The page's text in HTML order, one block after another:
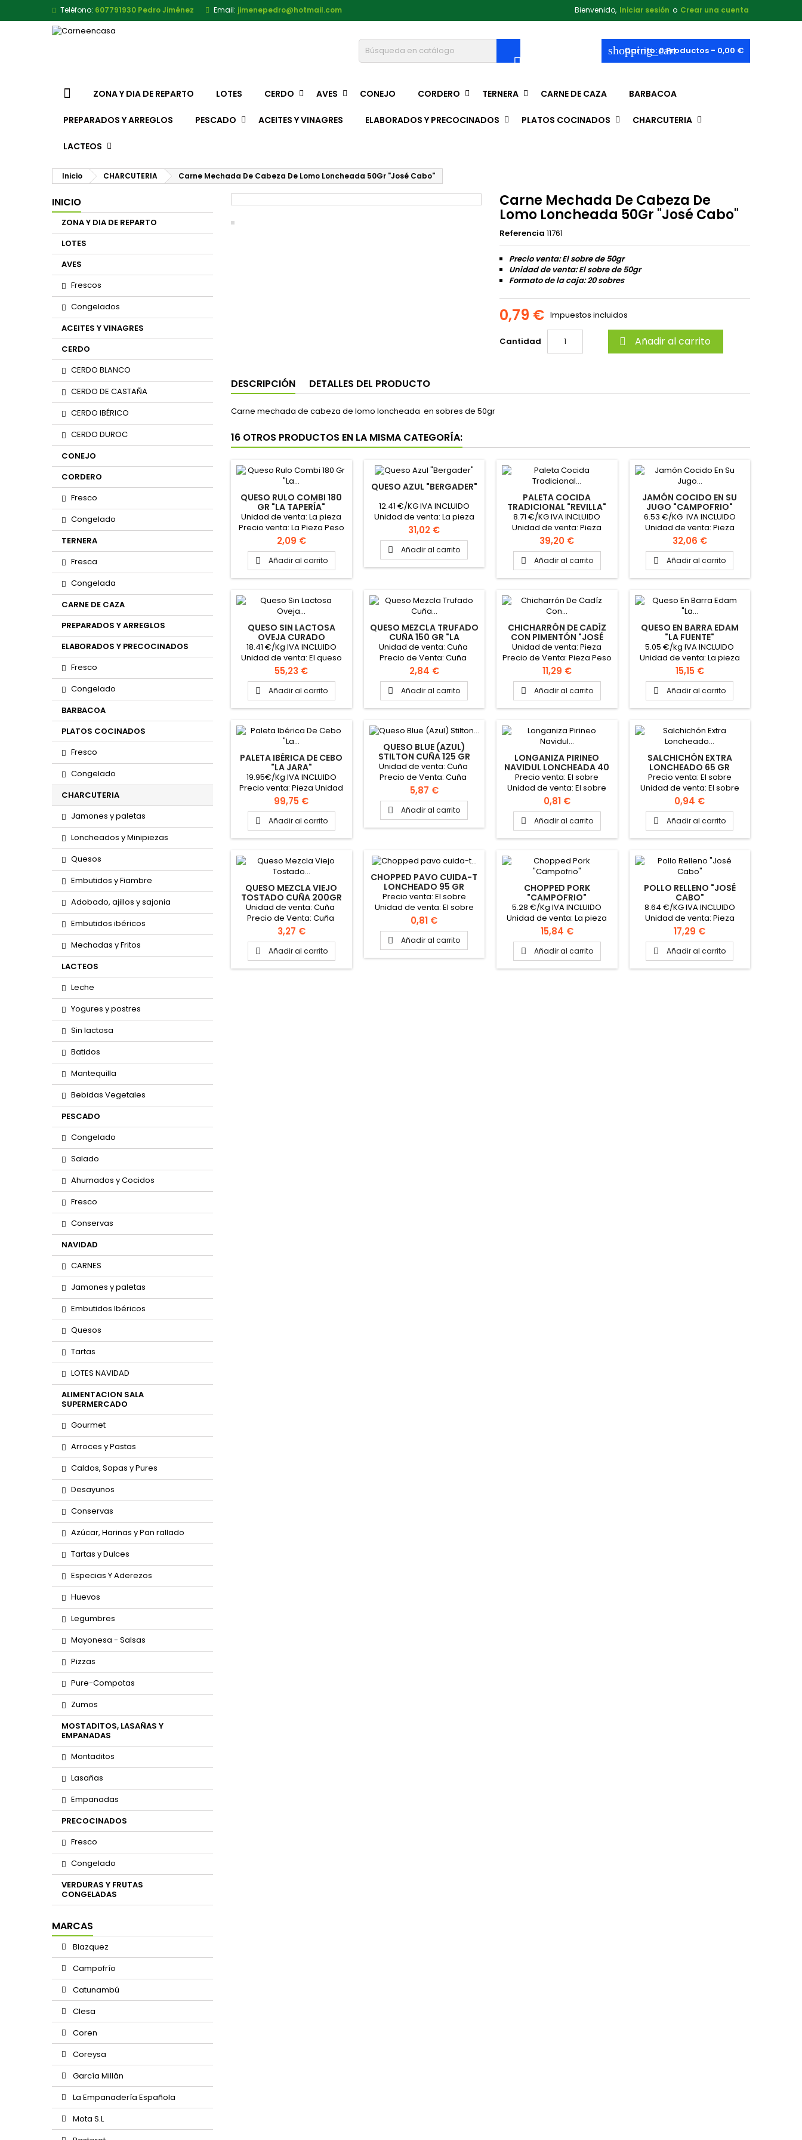
Teléfono: 607791930 Pedro Jiménez Email: jimenepedro@hotmail.com Bienvenido, Iniciar sesión o Crear una cuenta
shopping_cart
Carrito:0Productos - 0,00 €

ZONA Y DIA DE REPARTO LOTES CERDO AVES CONEJO CORDERO TERNERA CARNE DE CAZA BARBACOA
PREPARADOS Y ARREGLOS PESCADO ACEITES Y VINAGRES ELABORADOS Y PRECOCINADOS PLATOS COCINADOS CHARCUTERIA
LACTEOS
Inicio CHARCUTERIA Carne Mechada De Cabeza De Lomo Loncheada 50Gr "José Cabo"
INICIO
ZONA Y DIA DE REPARTO
LOTES
AVES
Frescos
Congelados
ACEITES Y VINAGRES
CERDO
CERDO BLANCO
CERDO DE CASTAÑA
CERDO IBÉRICO
CERDO DUROC
CONEJO
CORDERO
Fresco
Congelado
TERNERA
Fresca
Congelada
CARNE DE CAZA
PREPARADOS Y ARREGLOS
ELABORADOS Y PRECOCINADOS
Fresco
Congelado
BARBACOA
PLATOS COCINADOS
Fresco
Congelado
CHARCUTERIA
Jamones y paletas
Loncheados y Minipiezas
Quesos
Embutidos y Fiambre
Adobado, ajillos y sajonia
Embutidos ibéricos
Mechadas y Fritos
LACTEOS
Leche
Yogures y postres
Sin lactosa
Batidos
Mantequilla
Bebidas Vegetales
PESCADO
Congelado
Salado
Ahumados y Cocidos
Fresco
Conservas
NAVIDAD
CARNES
Jamones y paletas
Embutidos Ibéricos
Quesos
Tartas
LOTES NAVIDAD
ALIMENTACION SALA
SUPERMERCADO
Gourmet
Arroces y Pastas
Caldos, Sopas y Pures
Desayunos
Conservas
Azúcar, Harinas y Pan rallado
Tartas y Dulces
Especias Y Aderezos
Huevos
Legumbres
Mayonesa - Salsas
Pizzas
Pure-Compotas
Zumos
MOSTADITOS, LASAÑAS Y
EMPANADAS
Montaditos
Lasañas
Empanadas
PRECOCINADOS
Fresco
Congelado
VERDURAS Y FRUTAS
CONGELADAS
MARCAS
Blazquez
Campofrío
Catunambú
Clesa
Coren
Coreysa
García Millän
La Empanadería Española
Mota S.L
Carne Mechada De Cabeza De
Lomo Loncheada 50Gr "José Cabo"
Referencia 11761
Precio venta: El sobre de 50gr
Unidad de venta:El sobre de 50gr
Formato de la caja: 20 sobres
0,79 € Impuestos incluidos
Cantidad  Añadir al carrito
DESCRIPCIÓN DETALLES DEL PRODUCTO
Carne mechada de cabeza de lomo loncheada en sobres de 50gr
16 OTROS PRODUCTOS EN LA MISMA CATEGORÍA:
QUESO RULO COMBI 180
GR "LA TAPERÍA"
Unidad de venta: La pieza
Precio venta: La Pieza Peso
de la pieza: 180 gr Formato
caja: 6 piezas
Precio
2,09 €
 Añadir al carrito
QUESO AZUL "BERGADER"
12.41 €/KG IVA INCLUIDO
Unidad de venta: La pieza
Precio venta: La Pieza Peso
de la pieza: 2.5 kg
aproximadamente Formato
caja: 2 piezas PINCHAR
AQUÍ PARA VER FICHA
Precio
31,02 €
 Añadir al carrito
PALETA COCIDA
TRADICIONAL "REVILLA"
8.71 €/KG IVA INCLUIDO
Unidad de venta: Pieza
Precio de Venta: Pieza Peso
aproximado la pieza 4.5Kg
Formato caja: 2 Piezas
Precio
39,20 €
 Añadir al carrito
JAMÓN COCIDO EN SU
JUGO "CAMPOFRIO"
6.53 €/KG IVA INCLUIDO
Unidad de venta: Pieza
Precio de Venta: Pieza Peso
aproximado la pieza: 5.4Kg
Precio
32,06 €
 Añadir al carrito
QUESO SIN LACTOSA
OVEJA CURADO
"CAMPOLLANO"
18.41 €/Kg IVA INCLUIDO
Unidad de venta: El queso
Precio de Venta: El queso
Peso aproximado la pieza 3
kg
Precio
55,23 €
 Añadir al carrito
QUESO MEZCLA TRUFADO
CUÑA 150 GR "LA
LEYENDA"
Unidad de venta: Cuña
Precio de Venta: Cuña
Peso aproximado cuña 150
gr Leche: Vaca, cabra y
oveja Formato caja: 14
cuñas
Precio
2,84 €
 Añadir al carrito
CHICHARRÓN DE CADÍZ
CON PIMENTÓN "JOSÉ
CABO"
Unidad de venta: Pieza
Precio de Venta: Pieza Peso
aproximado la pieza 1Kg
Precio
11,29 €
 Añadir al carrito
QUESO EN BARRA EDAM
"LA FUENTE"
5.05 €/kg IVA INCLUIDO
Unidad de venta: La pieza
Precio venta: La Pieza Peso
de la pieza: 3 kg
aproximadamente Formato
caja: 4 piezas
Precio
15,15 €
 Añadir al carrito
PALETA IBÉRICA DE CEBO
"LA JARA"
19.95€/Kg IVA INCLUIDO
Precio venta: Pieza Unidad
de venta: Pieza Peso
aproximado de la pieza : 5
kg Procedencia: El Repilao-
Sierra de Jabugo (Huelva)
Precio
99,75 €
 Añadir al carrito
QUESO BLUE (AZUL)
STILTON CUÑA 125 GR
"CLAWSON"
Unidad de venta: Cuña
Precio de Venta: Cuña
Peso aproximado cuña
100gr Formato caja: 12
cuñas PINCHAR AQUÍ PARA
VER FICHA TÉCNICA
Precio
5,87 €
 Añadir al carrito
LONGANIZA PIRINEO
NAVIDUL LONCHEADA 40
GR "CAMPOFRIO"
Precio venta: El sobre
Unidad de venta: El sobre
40 gr Formato caja: 18
Sobres
Precio
0,81 €
 Añadir al carrito
SALCHICHÓN EXTRA
LONCHEADO 65 GR
"REVILLA"
Precio venta: El sobre
Unidad de venta: El sobre
de 65 gr Caja de 17 Sobres
Precio
0,94 €
 Añadir al carrito
QUESO MEZCLA VIEJO
TOSTADO CUÑA 200GR
"LA LEYENDA"
Unidad de venta: Cuña
Precio de Venta: Cuña
Peso aproximado cuña 200
gr Leche: Vaca, oveja y
cabra Formato caja: 12
cuñas
Precio
3,27 €
 Añadir al carrito
CHOPPED PAVO CUIDA-T
LONCHEADO 95 GR
"CAMPOFRÍO"
Precio venta: El sobre
Unidad de venta: El sobre
95 gr Formato caja: 12
Sobres
Precio
0,81 €
 Añadir al carrito
CHOPPED PORK
"CAMPOFRIO"
5.28 €/Kg IVA INCLUIDO
Unidad de venta: La pieza
Precio de Venta: La pieza
Peso aproximado de la
pieza: 3Kg Formato caja: 2
piezas
Precio
15,84 €
 Añadir al carrito
POLLO RELLENO "JOSÉ
CABO"
8.64 €/KG IVA INCLUIDO
Unidad de venta: Pieza
Precio de Venta: Pieza Peso
aproximado la pieza 2Kg
PINCHAR AQUÍ PARA VER
FICHA TÉCNICA
Precio
17,29 €
 Añadir al carrito